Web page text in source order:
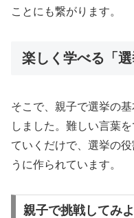
ことにも繋がります。
楽しく学べる「
そこで、親子で選挙の
しました。難しい言葉
ていくだけで、選挙の
うに作られています。
親子で挑戦してみ